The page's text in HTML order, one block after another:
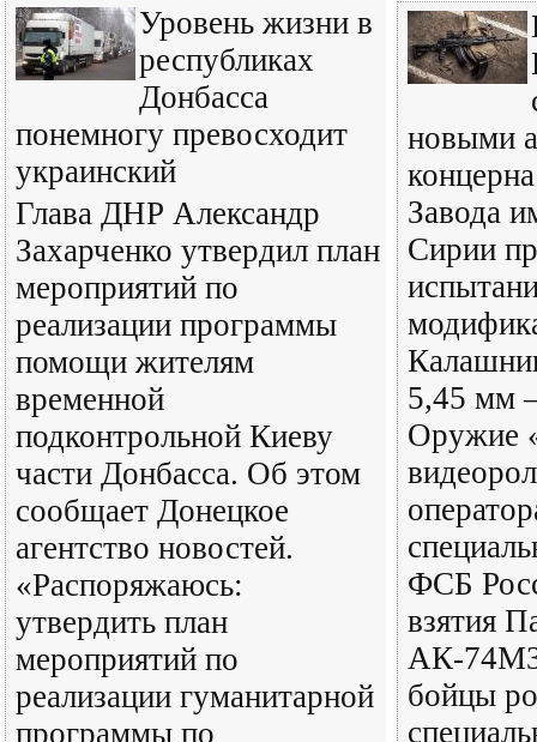
Уровень жизни в
республиках
Донбасса
понемногу превосходит
украинский
Глава ДНР Александр
Захарченко утвердил план
мероприятий по
реализации программы
помощи жителям
временной
подконтрольной Киеву
части Донбасса. Об этом
сообщает Донецкое
агентство новостей.
«Распоряжаюсь:
утвердить план
мероприятий по
реализации гуманитарной
программы по
новыми
Завода
Сирии
5,45 мм
Оружие
ФСБ
взятия
АК-
бойцы